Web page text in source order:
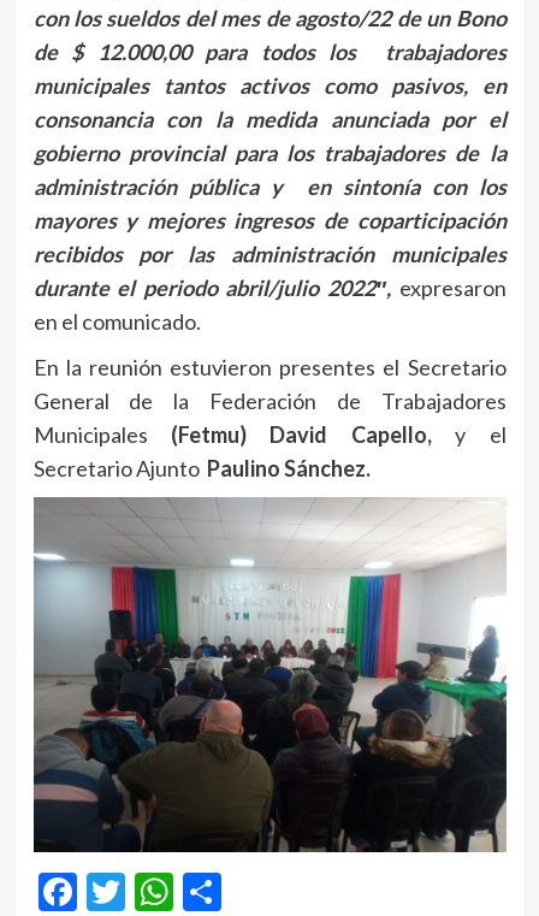
con los sueldos del mes de agosto/22 de un Bono
de $ 12.000,00 para todos los trabajadores
municipales tantos activos como pasivos, en
consonancia con la medida anunciada por el
gobierno provincial para los trabajadores de la
administración pública y en sintonía con los
mayores y mejores ingresos de coparticipación
recibidos por las administración municipales
durante el periodo abril/julio 2022″, expresaron
en el comunicado.
En la reunión estuvieron presentes el Secretario
General de la Federación de Trabajadores
Municipales (Fetmu) David Capello,y el
Secretario Ajunto Paulino Sánchez.
Facebook
Twitter
WhatsApp
Compartir